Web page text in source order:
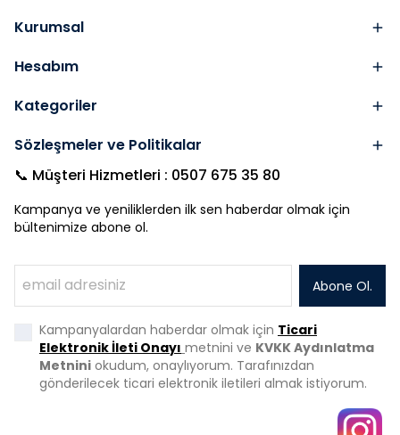
Kurumsal
Hesabım
Kategoriler
Sözleşmeler ve Politikalar
📞 Müşteri Hizmetleri : 0507 675 35 80
Kampanya ve yeniliklerden ilk sen haberdar olmak için
bültenimize abone ol.
Abone Ol.
Kampanyalardan haberdar olmak için Ticari
Elektronik İleti Onayı metnini ve KVKK Aydınlatma
Metnini okudum, onaylıyorum. Tarafınızdan
gönderilecek ticari elektronik iletileri almak istiyorum.